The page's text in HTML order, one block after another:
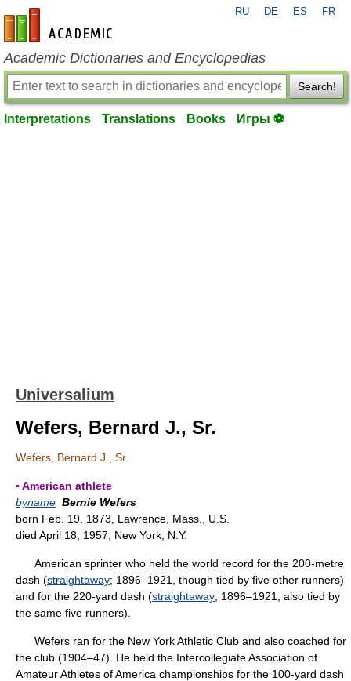
en-academic.com
RU DE ES FR
Academic Dictionaries and Encyclopedias
Search!
Interpretations Translations Books Игры ⚽
Universalium
Wefers, Bernard J., Sr.
Wefers, Bernard J., Sr.
▪ American athlete
byname Bernie Wefers
born Feb. 19, 1873, Lawrence, Mass., U.S.
died April 18, 1957, New York, N.Y.
American sprinter who held the world record for the 200-metre
dash (straightaway; 1896–1921, though tied by five other runners)
and for the 220-yard dash (straightaway; 1896–1921, also tied by
the same five runners).
Wefers ran for the New York Athletic Club and also coached for
the club (1904–47). He held the Intercollegiate Association of
Amateur Athletes of America championships for the 100-yard dash